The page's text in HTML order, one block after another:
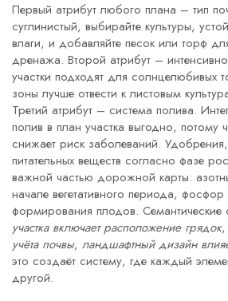
Первый атрибут любого плана – тип
суглинистый, выбирайте культуры,
влаги, и добавляйте песок или торф
дренажа. Второй атрибут –
участки подходят для солнцелюбивых
зоны лучше отвести к листовым
Третий атрибут – система полива.
полив в план участка выгодно, потому
снижает риск заболеваний. Удобрения,
питательных веществ согласно фазе
важной частью дорожной карты:
начале вегетативного периода,
формирования плодов. Семантические
участка включает расположение грядок,
учёта почвы, ландшафтный дизайн
это создаёт систему, где каждый
другой.